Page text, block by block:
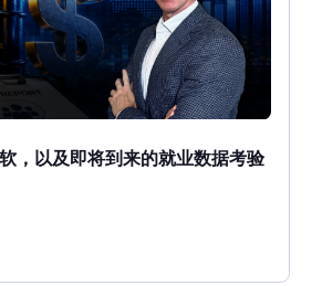
，以及即将到来的就业数据考验